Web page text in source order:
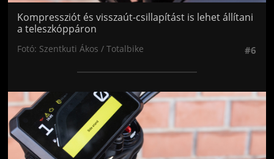
Kompressziót és visszaút-csillapítást is lehet állítani
a teleszkóppáron
Fotó: Szentkuti Ákos / Totalbike #6
Jön még kép!